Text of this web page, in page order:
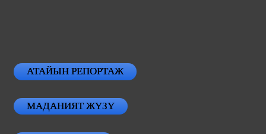
АТАЙЫН РЕПОРТАЖ
МАДАНИЯТ ЖҮЗҮ